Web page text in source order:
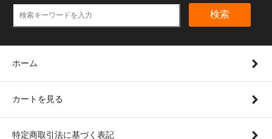
検索
ホーム
カートを見る
特定商取引法に基づく表記